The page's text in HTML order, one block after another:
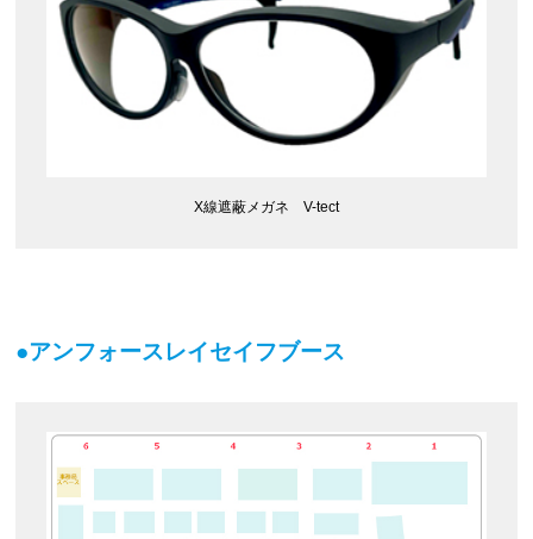
X線遮蔽メガネ V-tect
●アンフォースレイセイフブース